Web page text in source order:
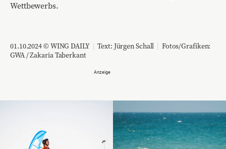
Wettbewerbs.
01.10.2024 © WING DAILY Text: Jürgen Schall
Fotos/Grafiken:
GWA / Zakaria Taberkant